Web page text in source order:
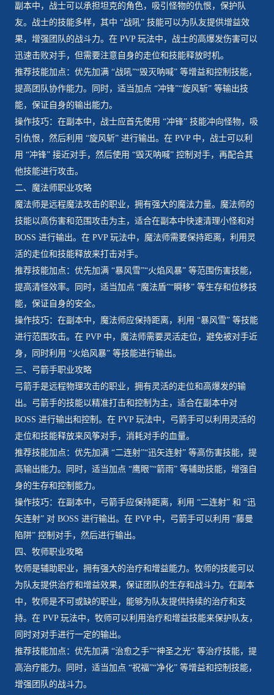
副本中，战士可以承担坦克的角色，吸引怪物的仇恨，保护队
友。战士的技能多样，其中 “战吼” 技能可以为队友提供增益效
果，增强团队的战斗力。在 PVP 玩法中，战士的高爆发伤害可以
迅速击败对手，但需要注意自身的走位和技能释放时机。
推荐技能加点：优先加满 “战吼”“毁灭呐喊” 等增益和控制技能，
提高团队协作能力。同时，适当加点 “冲锋”“旋风斩” 等输出技
能，保证自身的输出能力。
操作技巧：在副本中，战士应首先使用 “冲锋” 技能冲向怪物，吸
引仇恨，然后利用 “旋风斩” 进行输出。在 PVP 中，战士可以利
用 “冲锋” 接近对手，然后使用 “毁灭呐喊” 控制对手，再配合其
他技能进行攻击。
二、魔法师职业攻略
魔法师是远程魔法攻击的职业，拥有强大的魔法力量。魔法师的
技能以高伤害和范围攻击为主，适合在副本中快速清理小怪和对
BOSS 进行输出。在 PVP 玩法中，魔法师需要保持距离，利用灵
活的走位和技能释放来打击对手。
推荐技能加点：优先加满 “暴风雪”“火焰风暴” 等范围伤害技能，
提高清怪效率。同时，适当加点 “魔法盾”“瞬移” 等生存和位移技
能，保证自身的安全。
操作技巧：在副本中，魔法师应保持距离，利用 “暴风雪” 等技能
进行范围攻击。在 PVP 中，魔法师需要灵活走位，避免被对手近
身，同时利用 “火焰风暴” 等技能进行输出。
三、弓箭手职业攻略
弓箭手是远程物理攻击的职业，拥有灵活的走位和高爆发的输
出。弓箭手的技能以精准打击和控制为主，适合在副本中对
BOSS 进行输出和控制。在 PVP 玩法中，弓箭手可以利用灵活的
走位和技能释放来风筝对手，消耗对手的血量。
推荐技能加点：优先加满 “二连射”“迅矢连射” 等高伤害技能，提
高输出能力。同时，适当加点 “鹰眼”“箭雨” 等辅助技能，增强自
身的生存和控制能力。
操作技巧：在副本中，弓箭手应保持距离，利用 “二连射” 和 “迅
矢连射” 对 BOSS 进行输出。在 PVP 中，弓箭手可以利用 “藤曼
陷阱” 控制对手，然后进行输出。
四、牧师职业攻略
牧师是辅助职业，拥有强大的治疗和增益能力。牧师的技能可以
为队友提供治疗和增益效果，保证团队的生存和战斗力。在副本
中，牧师是不可或缺的职业，能够为队友提供持续的治疗和支
持。在 PVP 玩法中，牧师可以利用治疗和增益技能来保护队友，
同时对对手进行一定的输出。
推荐技能加点：优先加满 “治愈之手”“神圣之光” 等治疗技能，提
高治疗能力。同时，适当加点 “祝福”“净化” 等增益和控制技能，
增强团队的战斗力。